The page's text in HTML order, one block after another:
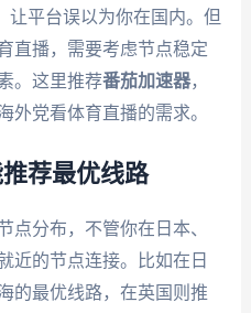
让平台误以为你在国内。但
直播，需要考虑节点稳定
。这里推荐番茄加速器，
外党看体育直播的需求。
荐最优线路
点分布，不管你在日本、
近的节点连接。比如在日
的最优线路，在英国则推